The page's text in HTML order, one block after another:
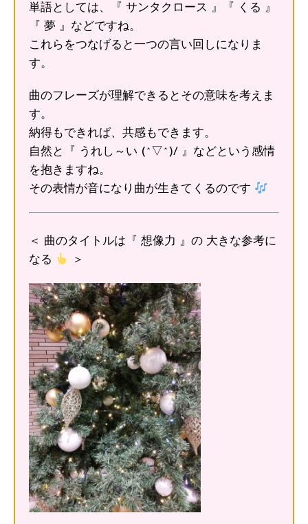
単語としては、『 サンタクロース 』『 くる 』
『 夢 』などですね。
これらをつなげると一つの言い回しになりま
す。
曲のフレーズが理解できるとその意味を考えま
す。
納得もできれば、共感もできます。
自然と『 うれし～い (^▽^)/ 』などという感情
を抱きますね。
その表情が音になり曲が生きてくるのです
＜ 曲のタイトルは『 想像力 』の 大きな参考に
なる
＞